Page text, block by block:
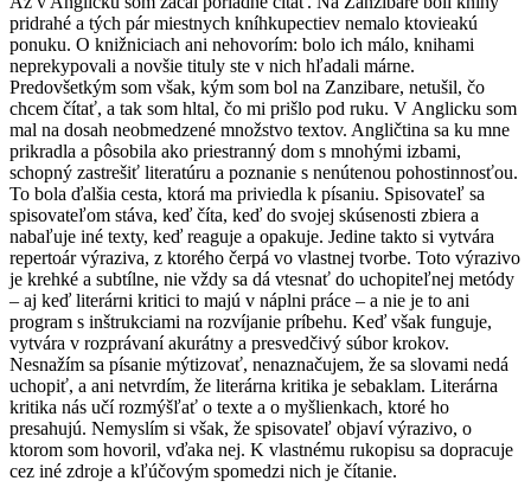
pridrahé a tých pár miestnych kníhkupectiev nemalo ktovieakú
ponuku. O knižniciach ani nehovorím: bolo ich málo, knihami
neprekypovali a novšie tituly ste v nich hľadali márne.
Predovšetkým som však, kým som bol na Zanzibare, netušil, čo
chcem čítať, a tak som hltal, čo mi prišlo pod ruku. V Anglicku som
mal na dosah neobmedzené množstvo textov. Angličtina sa ku mne
prikradla a pôsobila ako priestranný dom s mnohými izbami,
schopný zastrešiť literatúru a poznanie s nenútenou pohostinnosťou.
To bola ďalšia cesta, ktorá ma priviedla k písaniu. Spisovateľ sa
spisovateľom stáva, keď číta, keď do svojej skúsenosti zbiera a
nabaľuje iné texty, keď reaguje a opakuje. Jedine takto si vytvára
repertoár výraziva, z ktorého čerpá vo vlastnej tvorbe. Toto výrazivo
je krehké a subtílne, nie vždy sa dá vtesnať do uchopiteľnej metódy
– aj keď literárni kritici to majú v náplni práce – a nie je to ani
program s inštrukciami na rozvíjanie príbehu. Keď však funguje,
vytvára v rozprávaní akurátny a presvedčivý súbor krokov.
Nesnažím sa písanie mýtizovať, nenaznačujem, že sa slovami nedá
uchopiť, a ani netvrdím, že literárna kritika je sebaklam. Literárna
kritika nás učí rozmýšľať o texte a o myšlienkach, ktoré ho
presahujú. Nemyslím si však, že spisovateľ objaví výrazivo, o
ktorom som hovoril, vďaka nej. K vlastnému rukopisu sa dopracuje
cez iné zdroje a kľúčovým spomedzi nich je čítanie.